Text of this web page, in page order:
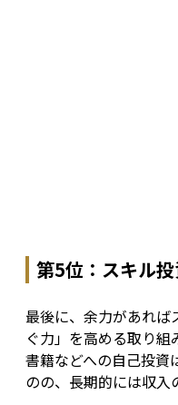
第5位：スキル
最後に、余力があれば
ぐ力」を高める取り組
書籍などへの自己投資
のの、長期的には収入